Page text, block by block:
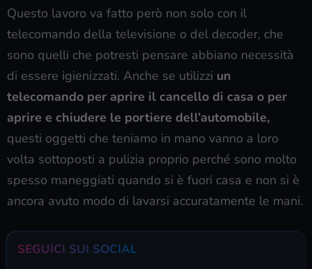
Questo lavoro va fatto però non solo con il
telecomando della televisione o del decoder, che
sono quelli che potresti pensare abbiano necessità
di essere igienizzati. Anche se utilizzi un
telecomando per aprire il cancello di casa o per
aprire e chiudere le portiere dell’automobile,
questi oggetti che teniamo in mano vanno a loro
volta sottoposti a pulizia proprio perché sono molto
spesso maneggiati quando si è fuori casa e non si è
ancora avuto modo di lavarsi accuratamente le mani.
SEGUICI SUI SOCIAL